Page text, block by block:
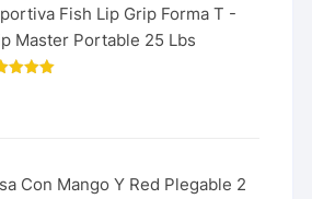
Fish Lip Grip Forma T -
Master Portable 25 Lbs
Con Mango Y Red Plegable 2